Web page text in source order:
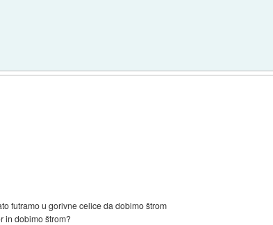
futramo u gorivne celice da dobimo štrom
in dobimo štrom?